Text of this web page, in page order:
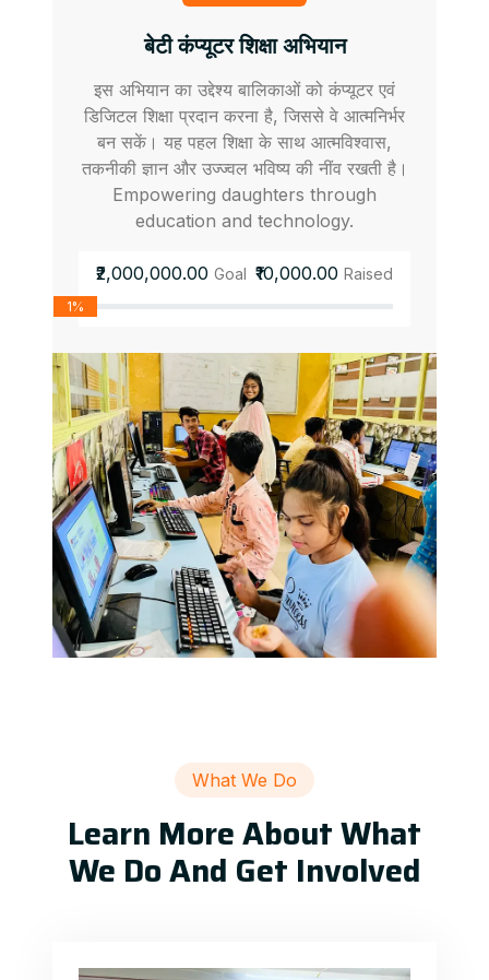
बेटी कंप्यूटर शिक्षा अभियान
इस अभियान का उद्देश्य बालिकाओं को कंप्यूटर एवं
डिजिटल शिक्षा प्रदान करना है, जिससे वे आत्मनिर्भर
बन सकें। यह पहल शिक्षा के साथ आत्मविश्वास,
तकनीकी ज्ञान और उज्ज्वल भविष्य की नींव रखती है।
Empowering daughters through
education and technology.
₹2,000,000.00 Goal ₹10,000.00 Raised
1%
What We Do
Learn More About What
We Do And Get Involved